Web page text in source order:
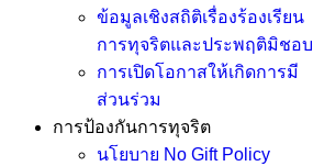
ข้อมูลเชิงสถิติเรื่องร้องเรียน
การทุจริตและประพฤติมิชอบ
การเปิดโอกาสให้เกิดการมี
ส่วนร่วม
การป้องกันการทุจริต
นโยบาย No Gift Policy